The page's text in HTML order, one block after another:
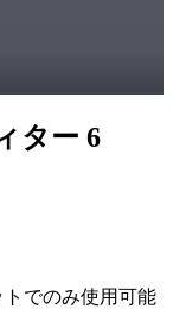
ター 6
トでのみ使用可能